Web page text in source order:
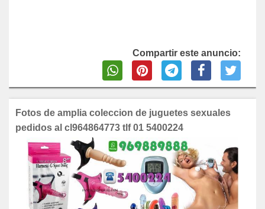
Compartir este anuncio:
Fotos de amplia coleccion de juguetes sexuales
pedidos al cl964864773 tlf 01 5400224